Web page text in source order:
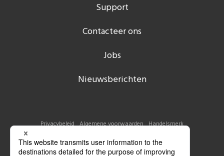
Support
Contacteer ons
Jobs
Nieuwsberichten
Privacybeleid Algemene voorwaarden Handelsmerk